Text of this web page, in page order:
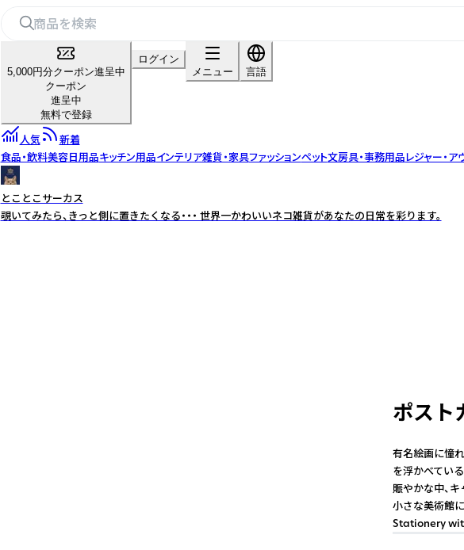
5,000円分クーポン進呈中
クーポン
進呈中
無料で登録
ログイン
メニュー
言語
人気
新着
食品・飲料美容日用品キッチン用品インテリア雑貨・家具ファッションペット文房具・事務用品レジャー・ア
とことこサーカス
覗いてみたら、きっと側に置きたくなる・・・ 世界一かわいいネコ雑貨があなたの日常を彩ります。
ポスト
有名絵画に憧
を浮かべてい
賑やかな中、
小さな美術館に
Stationery